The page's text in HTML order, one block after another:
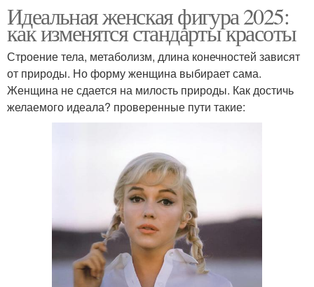
Идеальная женская фигура 2025:
как изменятся стандарты красоты
Строение тела, метаболизм, длина конечностей зависят
от природы. Но форму женщина выбирает сама.
Женщина не сдается на милость природы. Как достичь
желаемого идеала? проверенные пути такие: